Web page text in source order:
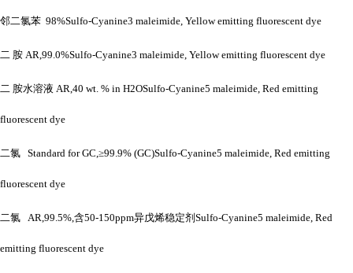
邻二氯苯 98%Sulfo-Cyanine3 maleimide, Yellow emitting fluorescent dye
二 胺 AR,99.0%Sulfo-Cyanine3 maleimide, Yellow emitting fluorescent dye
二 胺水溶液 AR,40 wt. % in H2OSulfo-Cyanine5 maleimide, Red emitting
fluorescent dye
二氯 Standard for GC,≥99.9% (GC)Sulfo-Cyanine5 maleimide, Red emitting
fluorescent dye
二氯 AR,99.5%,含50-150ppm异戊烯稳定剂Sulfo-Cyanine5 maleimide, Red
emitting fluorescent dye